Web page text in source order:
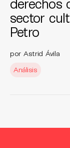
derechos
sector
Petro
por Astrid Ávila
Análisis